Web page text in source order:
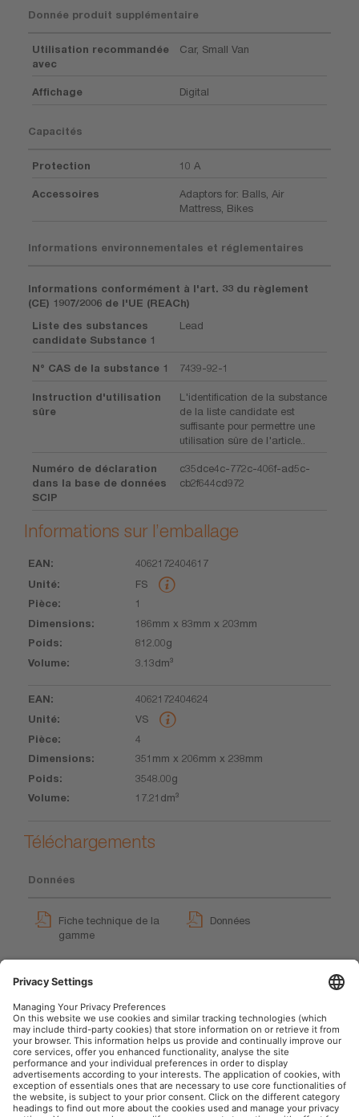
Donnée produit supplémentaire
Utilisation recommandée
avec
Car, Small Van
Affichage Digital
Capacités
Protection 10 A
Accessoires
Adaptors for: Balls, Air
Mattress, Bikes
Informations environnementales et réglementaires
Informations conformément à l'art. 33 du règlement
(CE) 1907/2006 de l'UE (REACh)
Liste des substances
candidate Substance 1
Lead
N° CAS de la substance 1 7439-92-1
Instruction d'utilisation
sûre
L'identification de la substance
de la liste candidate est
suffisante pour permettre une
utilisation sûre de l'article..
Numéro de déclaration
dans la base de données
SCIP
c35dce4c-772c-406f-ad5c-
cb2f644cd972
Informations sur l’emballage
EAN Dimensions
4062172404617
FS
1
186mm x 83mm x 203mm
812.00g
3.13dm³
4062172404624
VS
4
351mm x 206mm x 238mm
3548.00g
17.21dm³
Téléchargements
Données
Fiche technique de la
gamme
Données
Brochures
OSRAM automobile sur le web social